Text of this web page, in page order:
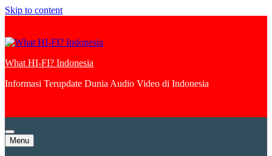
Skip to content
What HI-FI? Indonesia
Informasi Terupdate Dunia Audio Video di Indonesia
Menu